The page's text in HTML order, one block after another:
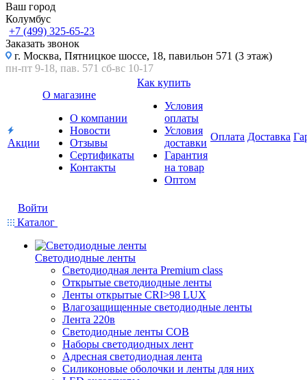
Ваш город
Колумбус
+7 (499) 325-65-23
Заказать звонок
г. Москва, Пятницкое шоссе, 18, павильон 571 (3 этаж)
пн-пт 9-18, пав. 571 сб-вс 10-17
Акции
О магазине
О компании
Новости
Отзывы
Сертификаты
Контакты
Как купить
Условия
оплаты
Условия
доставки
Гарантия
на товар
Оптом
Оплата Доставка
Войти
Каталог
Светодиодные ленты
Светодиодная лента Premium class
Открытые светодиодные ленты
Ленты открытые CRI>98 LUX
Влагозащищенные светодиодные ленты
Лента 220в
Светодиодные ленты COB
Наборы светодиодных лент
Адресная светодиодная лента
Силиконовые оболочки и ленты для них